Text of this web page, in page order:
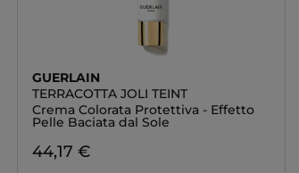
GUERLAIN
TERRACOTTA JOLI TEINT
Crema Colorata Protettiva - Effetto
Pelle Baciata dal Sole
44,17 €